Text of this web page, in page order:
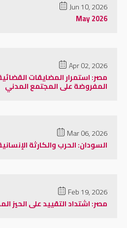
Jun 10, 2026
May 2026
Apr 02, 2026
مصر: استمرار المضايقات
المفروضة على المجتمع المدني
Mar 06, 2026
السودان: الحرب والكارثة
Feb 19, 2026
مصر: اشتداد التقييد على الحيز